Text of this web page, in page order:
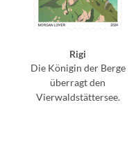
Rigi
Die Königin der Berge
überragt den
Vierwaldstättersee.